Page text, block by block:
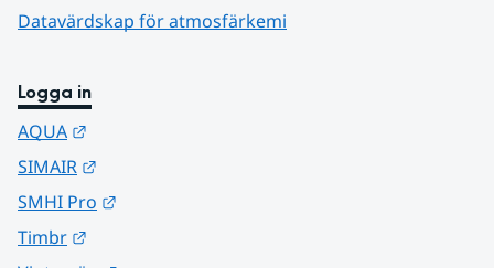
Datavärdskap för atmosfärkemi
Logga in
AQUA
SIMAIR
SMHI Pro
Timbr